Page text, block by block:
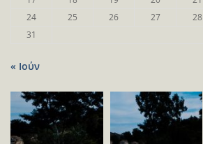
24
25 26 27 28
31
« Ιούν